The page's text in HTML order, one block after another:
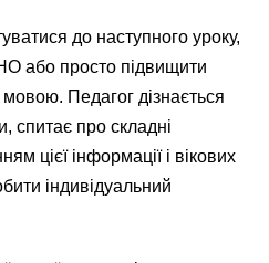
до наступного уроку,
або просто підвищити
Педагог дізнається
спитає про складні
цієї інформації і вікових
індивідуальний